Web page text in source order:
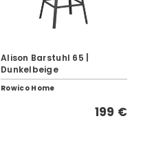
Alison Barstuhl 65 |
Dunkelbeige
Rowico Home
199 €